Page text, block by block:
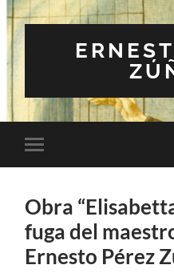
Alternar
el
móvil
Obra
fuga del
Ernesto Pérez